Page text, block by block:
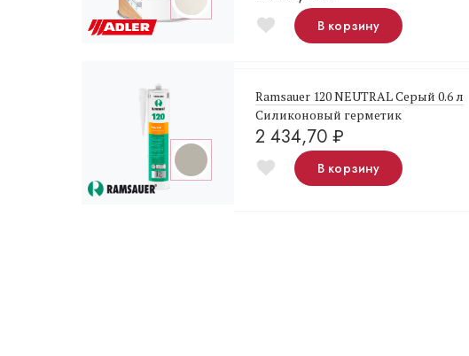
В корзину
Ramsauer 120 NEUTRAL Серый 0.6 л
Силиконовый герметик
2 434,70 ₽
В корзину